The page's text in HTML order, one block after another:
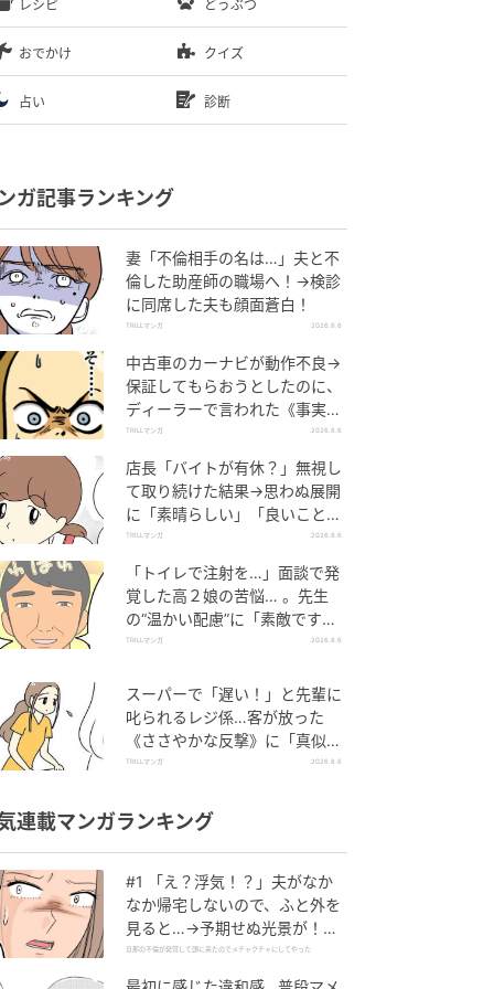
レシピ どうぶつ
おでかけ クイズ
占い 診断
ガ記事ランキング
妻「不倫相手の名は…」夫と不
倫した助産師の職場へ！→検診
に同席した夫も顔面蒼白！
TRILLマンガ 2026.8.6
中古車のカーナビが動作不良→
保証してもらおうとしたのに、
ディーラーで言われた《事実》
に唖然…
TRILLマンガ 2026.8.6
店長「バイトが有休？」無視し
て取り続けた結果→思わぬ展開
に「素晴らしい」「良いことし
ましたね」
TRILLマンガ 2026.8.6
「トイレで注射を…」面談で発
覚した高２娘の苦悩… 。先生
の“温かい配慮”に「素敵です
ね」「対応がいいね」
TRILLマンガ 2026.8.6
スーパーで「遅い！」と先輩に
叱られるレジ係…客が放った
《ささやかな反撃》に「真似し
たい！」「私もです」
TRILLマンガ 2026.8.6
連載マンガランキング
#1 「え？浮気！？」夫がなか
なか帰宅しないので、ふと外を
見ると…→予期せぬ光景が！｜
旦那の不倫が発覚して頭に来た
旦那の不倫が発覚して頭に来たのでメチャクチャにしてやった